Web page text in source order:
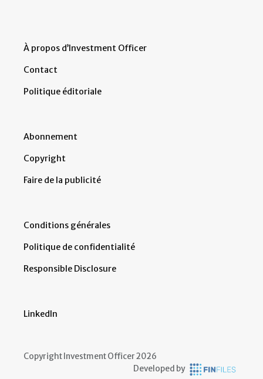
À propos d’Investment Officer
Contact
Politique éditoriale
Abonnement
Copyright
Faire de la publicité
Conditions générales
Politique de confidentialité
Responsible Disclosure
LinkedIn
Copyright Investment Officer 2026
Developed by